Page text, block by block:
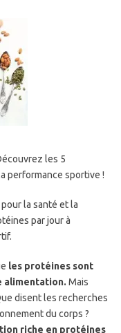
les 5
performance sportive !
la santé et la
par jour à
les protéines sont
alimentation. Mais
disent les recherches
du corps ?
riche en protéines